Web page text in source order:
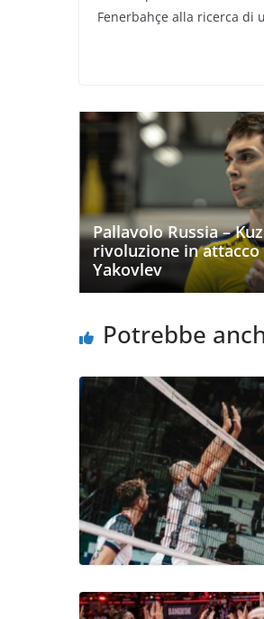
Fenerbahçe alla ricerca di
Pallavolo Russia –
rivoluzione in
Yakovlev
Potrebbe